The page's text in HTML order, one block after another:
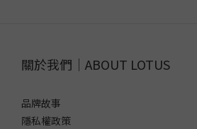
關於我們｜ABOUT LOTUS
品牌故事
隱私權政策